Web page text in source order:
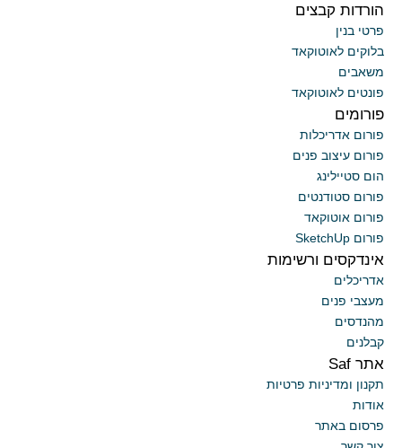
הורדות קבצים
פרטי בנין
בלוקים לאוטוקאד
משאבים
פונטים לאוטוקאד
פורומים
פורום אדריכלות
פורום עיצוב פנים
הום סטיילינג
פורום סטודנטים
פורום אוטוקאד
פורום SketchUp
אינדקסים ורשימות
אדריכלים
מעצבי פנים
מהנדסים
קבלנים
אתר Saf
תקנון ומדיניות פרטיות
אודות
פרסום באתר